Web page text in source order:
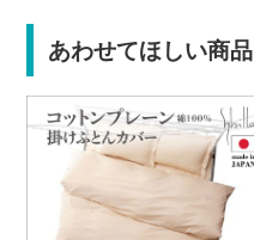
あわせてほしい商品